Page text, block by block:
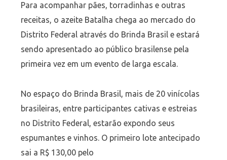
Para acompanhar pães, torradinhas e outras
receitas, o azeite Batalha chega ao mercado do
Distrito Federal através do Brinda Brasil e estará
sendo apresentado ao público brasilense pela
primeira vez em um evento de larga escala.
No espaço do Brinda Brasil, mais de 20 vinícolas
brasileiras, entre participantes cativas e estreias
no Distrito Federal, estarão expondo seus
espumantes e vinhos. O primeiro lote antecipado
sai a R$ 130,00 pelo